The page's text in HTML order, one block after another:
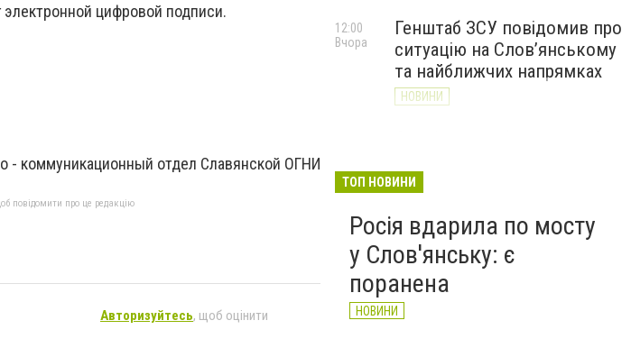
цифровой подписи.
- коммуникационный отдел Славянской ОГНИ
повідомити про це редакцію
Авторизуйтесь, щоб оцінити
Генштаб ЗСУ повідомив про
ситуацію на Слов’янському
та найближчих напрямках
НОВИНИ
12:00
Вчора
великої війни: 7 серпня
ТОП НОВИНИ
Росія вдарила по мосту
у Слов'янську: є
поранена
НОВИНИ